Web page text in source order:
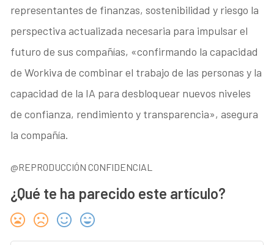
representantes de finanzas, sostenibilidad y riesgo la
perspectiva actualizada necesaria para impulsar el
futuro de sus compañías, «confirmando la capacidad
de Workiva de combinar el trabajo de las personas y la
capacidad de la IA para desbloquear nuevos niveles
de confianza, rendimiento y transparencia», asegura
la compañía.
@REPRODUCCIÓN CONFIDENCIAL
¿Qué te ha parecido este artículo?